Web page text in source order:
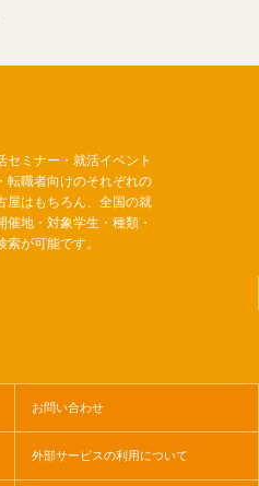
セミナー・就活イベント
転職者向けのそれぞれの
屋はもちろん、全国の就
地・対象学生・種類・
が可能です。
お問い合わせ
外部サービスの利用について